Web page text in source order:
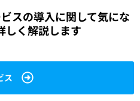
スの導入に関して気にな
しく解説します
ス